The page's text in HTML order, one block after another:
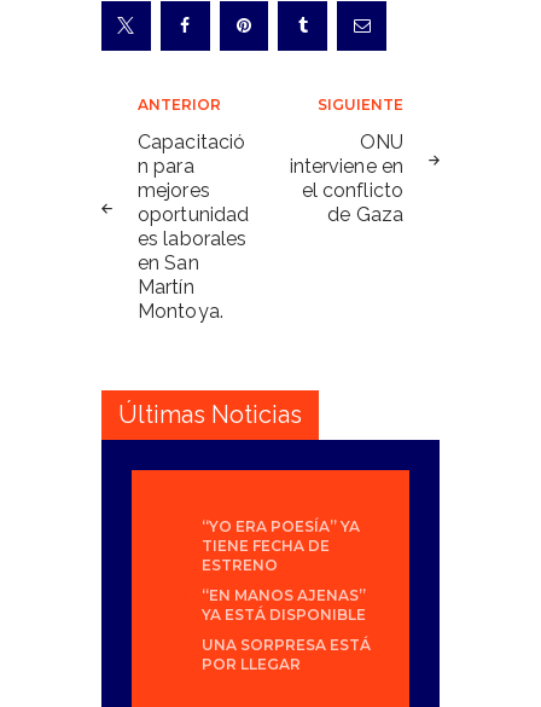
Navegación
de
entradas
ANTERIOR
Capacitació
n para
mejores
oportunidad
es laborales
en San
Martín
Montoya.
SIGUIENTE
ONU
interviene en
el conflicto
de Gaza
Últimas Noticias
“YO ERA POESÍA” YA
TIENE FECHA DE
ESTRENO
“EN MANOS AJENAS”
YA ESTÁ DISPONIBLE
UNA SORPRESA ESTÁ
POR LLEGAR